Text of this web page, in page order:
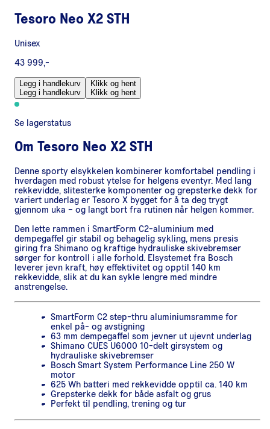
Tesoro Neo X2 STH
Unisex
43 999,-
Legg i handlekurv
Legg i handlekurv
Klikk og hent
Klikk og hent
Se lagerstatus
Om Tesoro Neo X2 STH
Denne sporty elsykkelen kombinerer komfortabel pendling i
hverdagen med robust ytelse for helgens eventyr. Med lang
rekkevidde, slitesterke komponenter og grepsterke dekk for
variert underlag er Tesoro X bygget for å ta deg trygt
gjennom uka – og langt bort fra rutinen når helgen kommer.
Den lette rammen i SmartForm C2-aluminium med
dempegaffel gir stabil og behagelig sykling, mens presis
giring fra Shimano og kraftige hydrauliske skivebremser
sørger for kontroll i alle forhold. Elsystemet fra Bosch
leverer jevn kraft, høy effektivitet og opptil 140 km
rekkevidde, slik at du kan sykle lengre med mindre
anstrengelse.
SmartForm C2 step-thru aluminiumsramme for
enkel på- og avstigning
63 mm dempegaffel som jevner ut ujevnt underlag
Shimano CUES U6000 10-delt girsystem og
hydrauliske skivebremser
Bosch Smart System Performance Line 250 W
motor
625 Wh batteri med rekkevidde opptil ca. 140 km
Grepsterke dekk for både asfalt og grus
Perfekt til pendling, trening og tur